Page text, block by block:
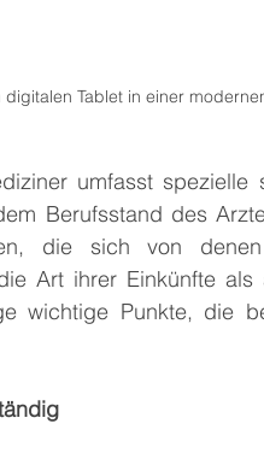
Tablet in einer
umfasst spezielle
Berufsstand des
die sich von
Art ihrer Einkünfte
wichtige Punkte, die